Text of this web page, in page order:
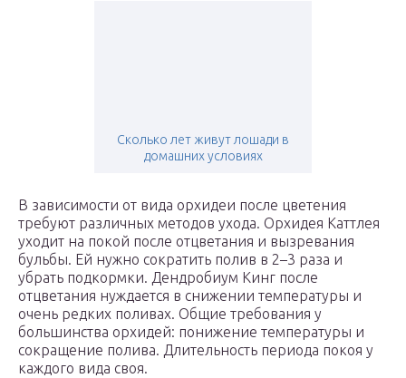
Сколько лет живут лошади в
домашних условиях
В зависимости от вида орхидеи после цветения
требуют различных методов ухода. Орхидея Каттлея
уходит на покой после отцветания и вызревания
бульбы. Ей нужно сократить полив в 2–3 раза и
убрать подкормки. Дендробиум Кинг после
отцветания нуждается в снижении температуры и
очень редких поливах. Общие требования у
большинства орхидей: понижение температуры и
сокращение полива. Длительность периода покоя у
каждого вида своя.